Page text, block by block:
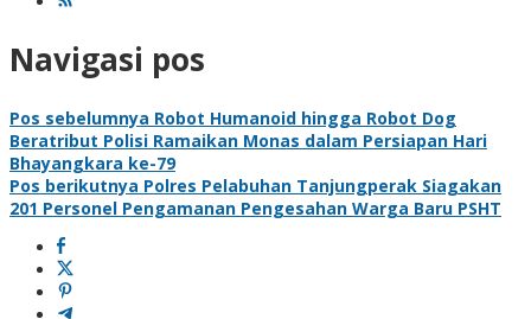
Navigasi pos
Pos sebelumnya Robot Humanoid hingga Robot Dog
Beratribut Polisi Ramaikan Monas dalam Persiapan Hari
Bhayangkara ke-79
Pos berikutnya Polres Pelabuhan Tanjungperak Siagakan
201 Personel Pengamanan Pengesahan Warga Baru PSHT